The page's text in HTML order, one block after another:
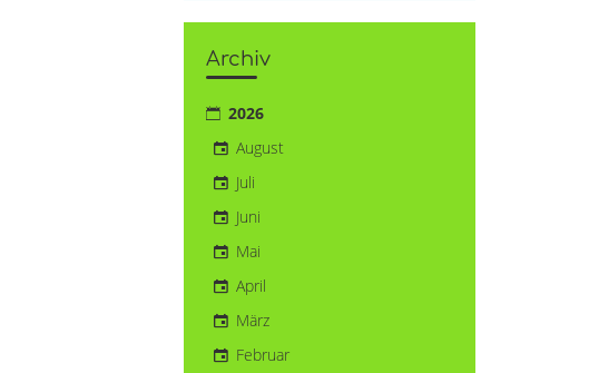
Archiv
2026
August
Juli
Juni
Mai
April
März
Februar